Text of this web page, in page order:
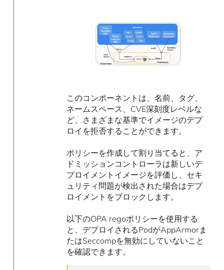
このコンポーネントは、名前、タグ、
ネームスペース、CVE深刻度レベルな
ど、さまざまな基準でイメージのデプ
ロイを拒否することができます。
ポリシーを作成して割り当てると、ア
ドミッションコントローラは新しいデ
プロイメントイメージを評価し、セキ
ュリティ問題が検出された場合はデプ
ロイメントをブロックします。
以下のOPA regoポリシーを使用する
と、デプロイされるPodがAppArmorま
たはSeccompを無効にしていないこと
を確認できます。